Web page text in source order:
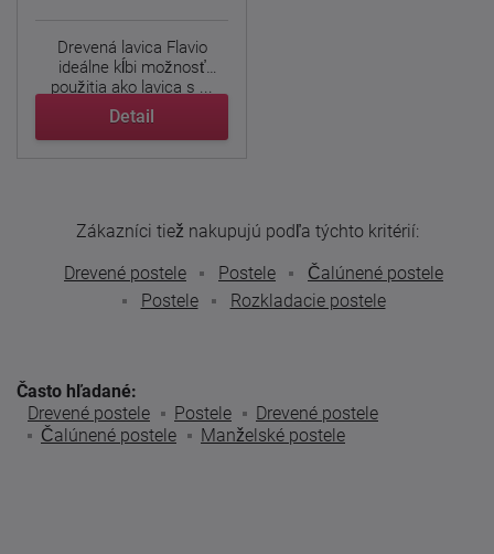
Drevená lavica Flavio
ideálne kĺbi možnosť
použitia ako lavica s ...
Detail
Zákazníci tiež nakupujú podľa týchto kritérií:
Drevené postele
Postele
Čalúnené postele
Postele
Rozkladacie postele
Často hľadané:
Drevené postele
Postele
Drevené postele
Čalúnené postele
Manželské postele